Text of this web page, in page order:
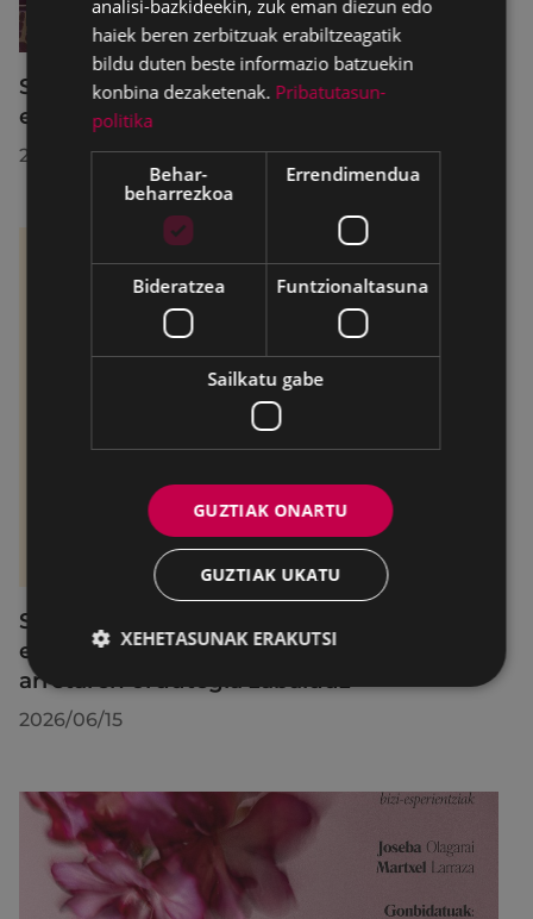
SexuBizi-Gune Morea Amañako jaietan
eskuragarri izango da
2026/07/01
SexuBizi-Gune Morea Sanjuanetako jaietan
eskuragarri izango da, telefono bidezko
arretaren ordutegia zabalduz
2026/06/15
analisi-bazkideekin, zuk eman diezun edo
haiek beren zerbitzuak erabiltzeagatik
bildu duten beste informazio batzuekin
konbina dezaketenak. Pribatutasun-
politika
Behar-
beharrezkoa
Errendimendua
Bideratzea Funtzionaltasuna
Sailkatu gabe
GUZTIAK ONARTU
GUZTIAK UKATU
XEHETASUNAK ERAKUTSI